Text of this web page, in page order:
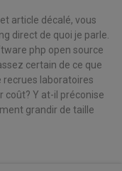
article décalé, vous
direct de quoi je parle.
php open source
certain de ce que
recrues laboratoires
coût? Y at-il préconise
grandir de taille